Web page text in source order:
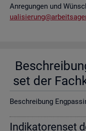
An­re­gun­gen und
set der
Be­schrei­bung
In­di­ka­to­ren­set